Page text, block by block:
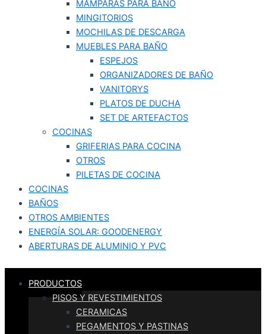
MAMPARAS PARA BAÑO
MINGITORIOS
MOCHILAS DE DESCARGA
MUEBLES PARA BAÑO
ESPEJOS
ORGANIZADORES DE BAÑO
VANITORYS
PLATOS DE DUCHA
SET DE ARTEFACTOS
COCINAS
GRIFERIAS PARA COCINA
OTROS
PILETAS DE COCINA
COCINAS
BAÑOS
OTROS AMBIENTES
ENERGÍA SOLAR: GOODENERGY
ABERTURAS DE ALUMINIO Y PVC
PRODUCTOS
PISOS Y REVESTIMIENTOS
CERAMICAS
PEGAMENTOS Y PASTINAS